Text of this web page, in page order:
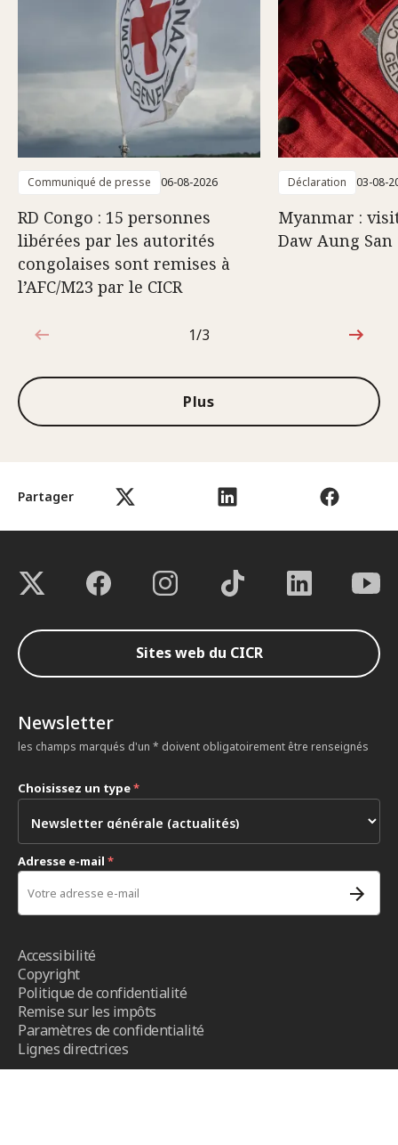
Partager
Communiqué de presse 06-08-2026
RD Congo : 15 personnes
libérées par les autorités
congolaises sont remises à
l’AFC/M23 par le CICR
Déclaration 03-08-
Myanmar :
Daw Aung San
1sur3
1/3
Plus
Sites web du CICR
Newsletter
les champs marqués d'un * doivent obligatoirement être renseignés
Choisissez un type*
Adresse e-mail *
Accessibilité
Copyright
Politique de confidentialité
Remise sur les impôts
Paramètres de confidentialité
Lignes directrices